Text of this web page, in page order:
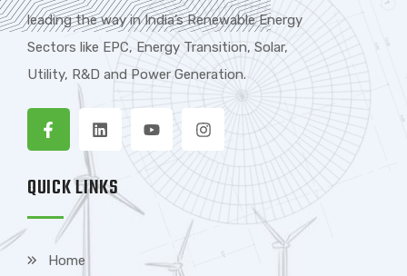
leading the way in India’s Renewable Energy
Sectors like EPC, Energy Transition, Solar,
Utility, R&D and Power Generation.
QUICK LINKS
Home